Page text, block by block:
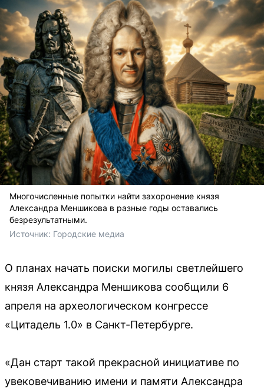
Многочисленные попытки найти захоронение князя
Александра Меншикова в разные годы оставались
безрезультатными.
Источник: Городские медиа
О планах начать поиски могилы светлейшего
князя Александра Меншикова сообщили 6
апреля на археологическом конгрессе
«Цитадель 1.0» в Санкт-Петербурге.
«Дан старт такой прекрасной инициативе по
увековечиванию имени и памяти Александра